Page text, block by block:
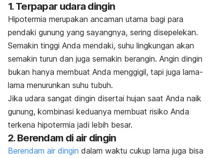
1. Terpapar udara dingin
Hipotermia merupakan ancaman utama bagi para
pendaki gunung yang sayangnya, sering disepelekan.
Semakin tinggi Anda mendaki, suhu lingkungan akan
semakin turun dan juga semakin berangin. Angin dingin
bukan hanya membuat Anda menggigil, tapi juga lama-
lama menurunkan suhu tubuh.
Jika udara sangat dingin disertai hujan saat Anda naik
gunung, kombinasi keduanya membuat risiko Anda
terkena hipotermia jadi lebih besar.
2. Berendam di air dingin
Berendam air dingin dalam waktu cukup lama juga bisa